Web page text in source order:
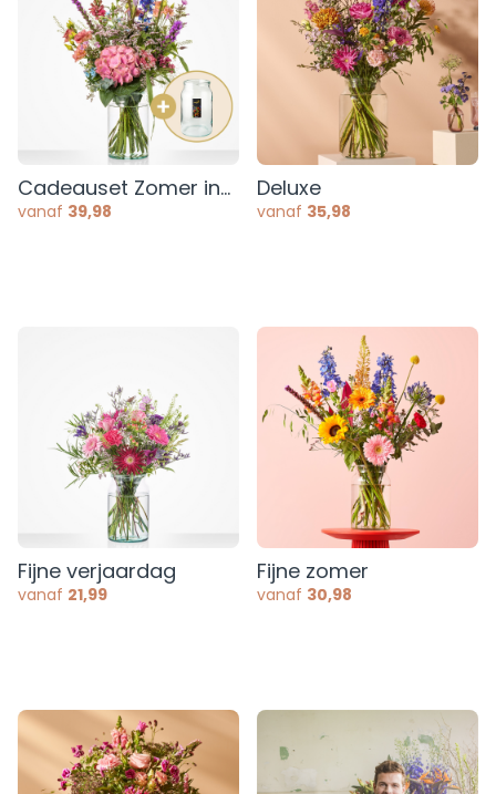
Cadeauset Zomer in
je vaas
vanaf 39,98
Deluxe
vanaf 35,98
Fijne verjaardag
vanaf 21,99
Fijne zomer
vanaf 30,98